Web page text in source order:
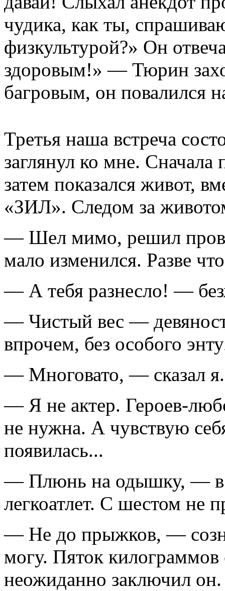
чудика, как ты,
физкультурой?» Он
здоровым!» — Тюрин
багровым, он повалился
Третья наша встреча
заглянул ко мне.
затем показался живот,
«ЗИЛ». Следом за
— Шел мимо, решил
мало изменился. Разве
— А тебя разнесло! —
— Чистый вес —
впрочем, без особого
— Многовато, — сказал
— Я не актер. Героев-
не нужна. А чувствую
появилась...
— Плюнь на одышку, — в
легкоатлет. С шестом не
— Не до прыжков, —
могу. Пяток
неожиданно заключил